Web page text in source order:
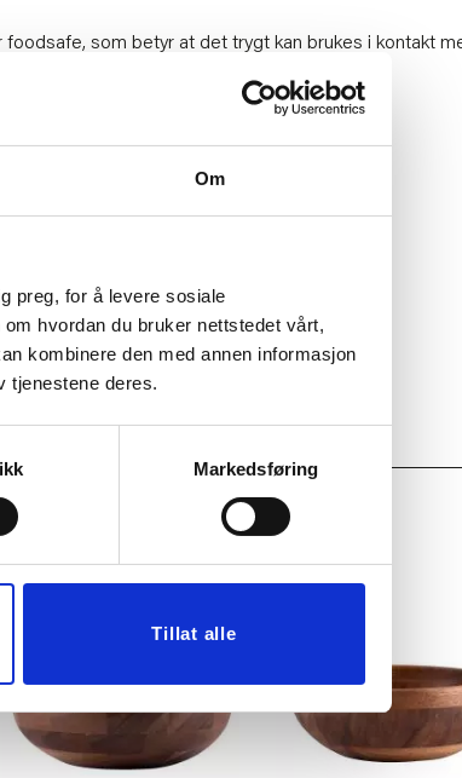
Om
preg, for å levere sosiale
hvordan du bruker nettstedet vårt,
kombinere den med annen informasjon
tjenestene deres.
Markedsføring
Tillat alle
som betyr at det trygt kan brukes i kontakt